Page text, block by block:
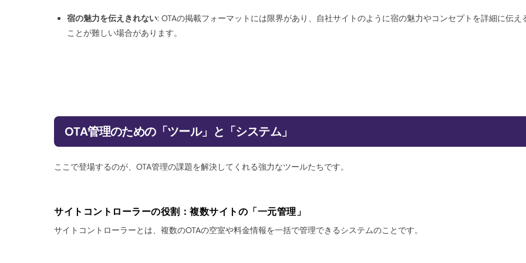
宿の魅力を伝えきれない: OTAの掲載フォーマットには限界があり、自社サイトのように宿の魅力やコンセプトを詳細に伝え
ことが難しい場合があります。
OTA管理のための「ツール」と「システム」
ここで登場するのが、OTA管理の課題を解決してくれる強力なツールたちです。
サイトコントローラーの役割：複数サイトの「一元管理」
サイトコントローラーとは、複数のOTAの空室や料金情報を一括で管理できるシステムのことです。